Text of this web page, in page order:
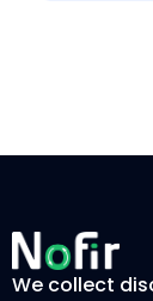
We collect